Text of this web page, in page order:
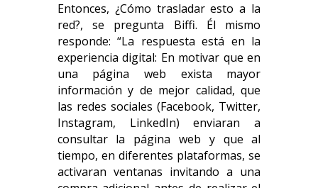
Entonces, ¿Cómo trasladar esto a la
red?, se pregunta Biffi. Él mismo
responde: “La respuesta está en la
experiencia digital: En motivar que en
una página web exista mayor
información y de mejor calidad, que
las redes sociales (Facebook, Twitter,
Instagram, LinkedIn) enviaran a
consultar la página web y que al
tiempo, en diferentes plataformas, se
activaran ventanas invitando a una